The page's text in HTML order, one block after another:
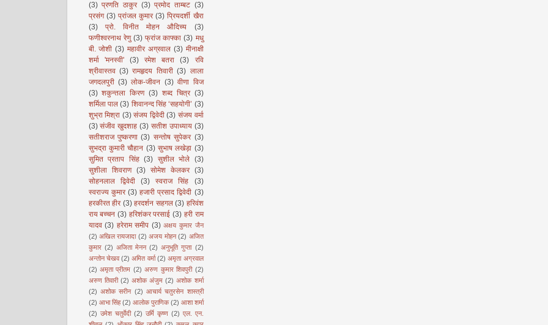
(3) प्रणति ठाकुर (3) प्रमोद ताम्बट (3)
प्रसंग (3) प्रांजल कुमार (3) प्रियदर्शी खैरा
(3)
प्रो. विनीत मोहन औदिच्य
(3)
फणीश्वरनाथ रेणु (3) फ्रांज काफ्का (3) मधु
बी. जोशी (3) महावीर अग्रवाल (3) मीनाक्षी
शर्मा 'मनस्वी'
(3) रमेश बतरा (3)
रवि
श्रीवास्तव (3) रामहृदय तिवारी (3) लाला
जगदलपुरी (3) लोक-जीवन (3) वीणा विज
(3) शकुन्तला किरण (3) शब्द चित्र (3)
शर्मिला पाल (3) शिवानन्द सिंह ‘सहयोगी’ (3)
शुभ्रा मिश्रा (3) संजय द्विवेदी (3) संजय वर्मा
(3) संजीव खुदशाह (3) सतीश उपाध्याय (3)
सतीशराज पुष्करणा (3) सन्तोष सुपेकर (3)
सुभद्रा कुमारी चौहान (3) सुभाष लखेड़ा (3)
सुमित प्रताप सिंह (3) सुशील भोले (3)
सुशीला शिवराण
(3) सोमेश केलकर
(3)
सोहनलाल द्विवेदी
(3) स्वराज सिंह
(3)
स्वराज्य कुमार (3) हजारी प्रसाद द्विवेदी (3)
हरकीरत हीर (3) हरदर्शन सहगल (3) हरिवंश
राय बच्चन (3) हरिशंकर परसाई (3) हरी राम
यादव (3) हरेराम समीप (3) अक्षय कुमार जैन
(2) अखिल रायजादा (2) अजय मोहन (2) अजित
कुमार (2) अजिता मेनन (2) अनुभूति गुप्ता (2)
अन्तोन चेखव (2) अमित वर्मा (2) अमृता अग्रवाल
(2) अमृता प्रीतम (2) अरुण कुमार शिवपुरी (2)
अरुण तिवारी (2) अशोक अंजुम (2) अशोक शर्मा
(2) अशोक सरीन (2) आचार्य चतुरसेन शास्त्री
(2) आभा सिंह (2) आलोक पुराणिक (2) आशा शर्मा
(2) उमेश चतुर्वेदी (2) उर्मि कृष्ण (2) एल. एन.